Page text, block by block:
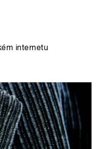
internetu